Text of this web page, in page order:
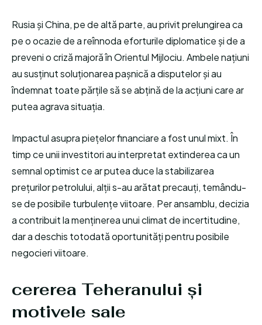
Rusia și China, pe de altă parte, au privit prelungirea ca
pe o ocazie de a reînnoda eforturile diplomatice și de a
preveni o criză majoră în Orientul Mijlociu. Ambele națiuni
au susținut soluționarea pașnică a disputelor și au
îndemnat toate părțile să se abțină de la acțiuni care ar
putea agrava situația.
Impactul asupra piețelor financiare a fost unul mixt. În
timp ce unii investitori au interpretat extinderea ca un
semnal optimist ce ar putea duce la stabilizarea
prețurilor petrolului, alții s-au arătat precauți, temându-
se de posibile turbulențe viitoare. Per ansamblu, decizia
a contribuit la menținerea unui climat de incertitudine,
dar a deschis totodată oportunități pentru posibile
negocieri viitoare.
cererea Teheranului și
motivele sale